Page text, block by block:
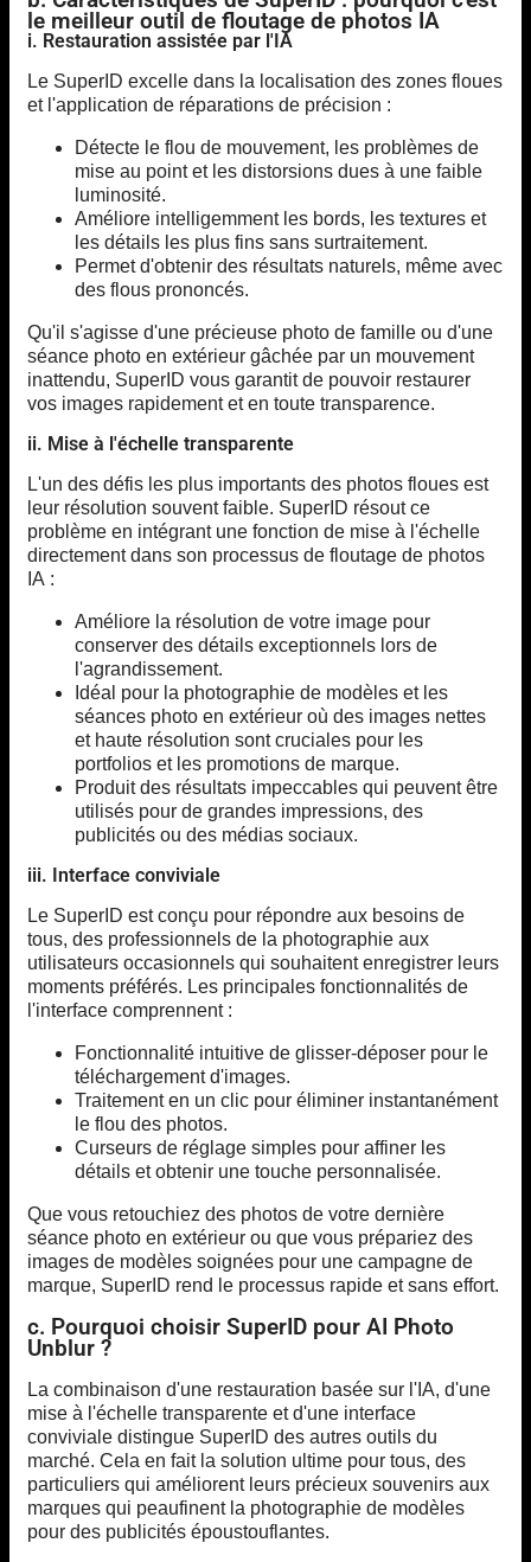
le meilleur outil de floutage de photos IA
i. Restauration assistée par l'IA
Le SuperID excelle dans la localisation des zones floues
et l'application de réparations de précision :
Détecte le flou de mouvement, les problèmes de
mise au point et les distorsions dues à une faible
luminosité.
Améliore intelligemment les bords, les textures et
les détails les plus fins sans surtraitement.
Permet d'obtenir des résultats naturels, même avec
des flous prononcés.
Qu'il s'agisse d'une précieuse photo de famille ou d'une
séance photo en extérieur gâchée par un mouvement
inattendu, SuperID vous garantit de pouvoir restaurer
vos images rapidement et en toute transparence.
ii. Mise à l'échelle transparente
L'un des défis les plus importants des photos floues est
leur résolution souvent faible. SuperID résout ce
problème en intégrant une fonction de mise à l'échelle
directement dans son processus de floutage de photos
IA :
Améliore la résolution de votre image pour
conserver des détails exceptionnels lors de
l'agrandissement.
Idéal pour la photographie de modèles et les
séances photo en extérieur où des images nettes
et haute résolution sont cruciales pour les
portfolios et les promotions de marque.
Produit des résultats impeccables qui peuvent être
utilisés pour de grandes impressions, des
publicités ou des médias sociaux.
iii. Interface conviviale
Le SuperID est conçu pour répondre aux besoins de
tous, des professionnels de la photographie aux
utilisateurs occasionnels qui souhaitent enregistrer leurs
moments préférés. Les principales fonctionnalités de
l'interface comprennent :
Fonctionnalité intuitive de glisser-déposer pour le
téléchargement d'images.
Traitement en un clic pour éliminer instantanément
le flou des photos.
Curseurs de réglage simples pour affiner les
détails et obtenir une touche personnalisée.
Que vous retouchiez des photos de votre dernière
séance photo en extérieur ou que vous prépariez des
images de modèles soignées pour une campagne de
marque, SuperID rend le processus rapide et sans effort.
c. Pourquoi choisir SuperID pour AI Photo
Unblur ?
La combinaison d'une restauration basée sur l'IA, d'une
mise à l'échelle transparente et d'une interface
conviviale distingue SuperID des autres outils du
marché. Cela en fait la solution ultime pour tous, des
particuliers qui améliorent leurs précieux souvenirs aux
marques qui peaufinent la photographie de modèles
pour des publicités époustouflantes.